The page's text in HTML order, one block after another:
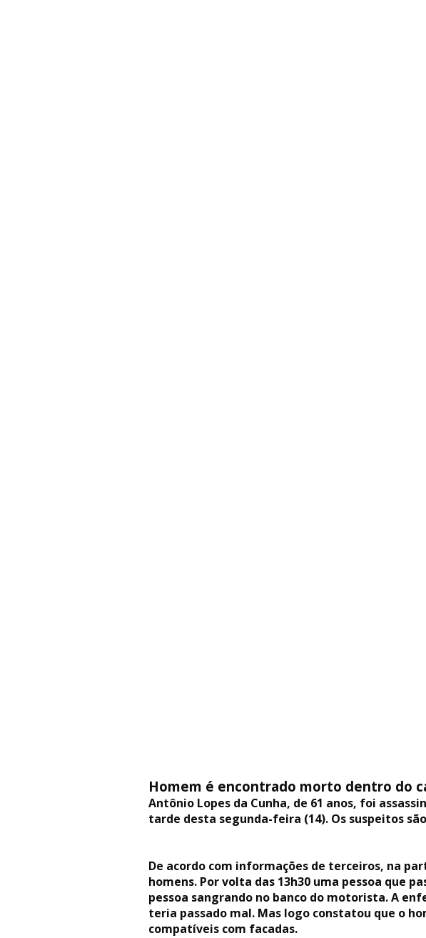
Homem é encontrado morto dentro do
Antônio Lopes da Cunha, de 61 anos, foi
tarde desta segunda-feira (14). Os suspeitos
De acordo com informações de terceiros, na
homens. Por volta das 13h30 uma pessoa que
pessoa sangrando no banco do motorista. A
teria passado mal. Mas logo constatou que o
compatíveis com facadas.